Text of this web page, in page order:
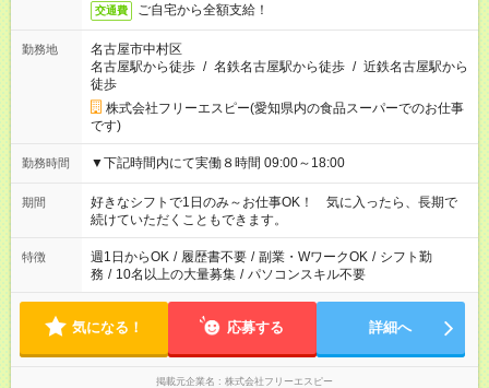
交通費 ご自宅から全額支給！
勤務地
名古屋市中村区
名古屋駅から徒歩 / 名鉄名古屋駅から徒歩 / 近鉄名古屋駅から
徒歩
株式会社フリーエスピー(愛知県内の食品スーパーでのお仕事
です)
勤務時間 ▼下記時間内にて実働８時間 09:00～18:00
期間
好きなシフトで1日のみ～お仕事OK！ 気に入ったら、長期で
続けていただくこともできます。
特徴 週1日からOK / 履歴書不要 / 副業・WワークOK / シフト勤
務 / 10名以上の大量募集 / パソコンスキル不要
気になる！ 応募する 詳細へ
掲載元企業名 株式会社フリーエスピー